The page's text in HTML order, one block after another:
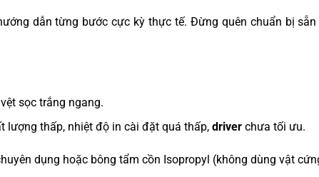
dẫn từng bước cực kỳ thực tế. Đừng quên chuẩn bị
sọc trắng ngang.
lượng thấp, nhiệt độ in cài đặt quá thấp, driverchưa tối ưu.
dụng hoặc bông tẩm cồn Isopropyl (không dùng vật